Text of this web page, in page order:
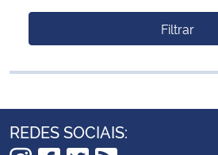
Filtrar
REDES SOCIAIS: